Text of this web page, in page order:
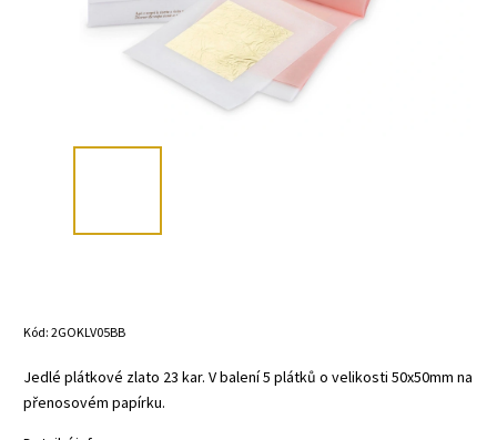
Kód: 2GOKLV05BB
Jedlé plátkové zlato 23 kar. V balení 5 plátků o velikosti 50x50mm na
přenosovém papírku.